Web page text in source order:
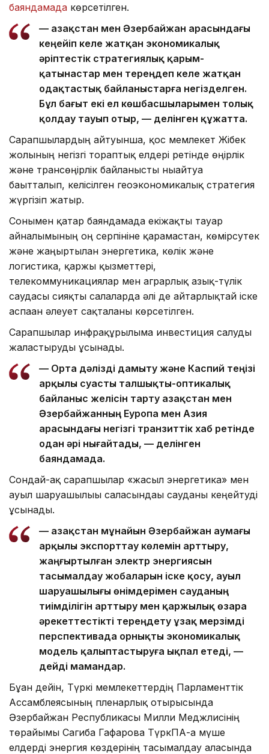
баяндамада көрсетілген.
— Қазақстан мен Әзербайжан арасындағы
кеңейіп келе жатқан экономикалық
әріптестік стратегиялық қарым-
қатынастар мен тереңдеп келе жатқан
одақтастық байланыстарға негізделген.
Бұл бағыт екі ел көшбасшыларымен толық
қолдау тауып отыр, — делінген құжатта.
Сарапшылардың айтуынша, қос мемлекет Жібек
жолының негізгі тораптық елдері ретінде өңірлік
және трансөңірлік байланысты нығайтуға
бағытталып, келісілген геоэкономикалық стратегия
жүргізіп жатыр.
Сонымен қатар баяндамада екіжақты тауар
айналымының оң серпініне қарамастан, көмірсутек
және жаңғыртылған энергетика, көлік және
логистика, қаржы қызметтері,
телекоммуникациялар мен аграрлық азық-түлік
саудасы сияқты салаларда әлі де айтарлықтай іске
аспаған әлеует сақталғаны көрсетілген.
Сарапшылар инфрақұрылымға инвестиция салуды
жалғастыруды ұсынады.
— Орта дәлізді дамыту және Каспий теңізі
арқылы суасты талшықты-оптикалық
байланыс желісін тарту Қазақстан мен
Әзербайжанның Еуропа мен Азия
арасындағы негізгі транзиттік хаб ретінде
одан әрі нығайтады, — делінген
баяндамада.
Сондай-ақ сарапшылар «жасыл энергетика» мен
ауыл шаруашылығы саласындағы сауданы кеңейтуді
ұсынады.
— Қазақстан мұнайын Әзербайжан аумағы
арқылы экспорттау көлемін арттыру,
жаңғыртылған электр энергиясын
тасымалдау жобаларын іске қосу, ауыл
шаруашылығы өнімдерімен сауданың
тиімділігін арттыру мен қаржылық өзара
әрекеттестікті тереңдету ұзақ мерзімді
перспективада орнықты экономикалық
модель қалыптастыруға ықпал етеді, —
дейді мамандар.
Бұған дейін, Түркі мемлекеттердің Парламенттік
Ассамблеясының пленарлық отырысында
Әзербайжан Республикасы Милли Меджлисінің
төрайымы Сагиба Гафарова ТүркПА-ға мүше
елдерді энергия көздерінің тасымалдау аласында